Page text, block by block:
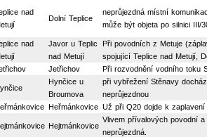
nad
Dolní Teplice
neprůjezdná místní
může být objeta po silnici III/
nad
Javor u Teplic
nad Metují
Při povodních z Metuje
spojující Teplice nad Metují,
Jetřichov
Při rozvodnění vodního toku
Hynčice u
Broumova
při vybřežení Stěnavy
neprůjezdnou
Heřmánkovice Už při Q20 dojde k
Hejtmánkovice
Vlivem přívalových povodní
neprůjezdná.